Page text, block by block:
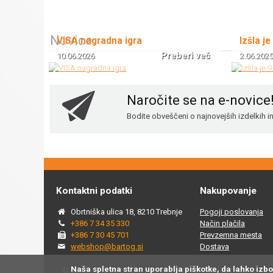
Novice
VISA nagradna igra
10.06.2026 Preberi več
Izšla
2.06.2025
Naročite se na e-novice!
Bodite obveščeni o najnovejših izdelkih
Kontaktni podatki
Obrtniška ulica 18, 8210 Trebnje
+386 7 34 35 330
+386 7 30 45 701
webshop@bartog.si
Nakupovanje
Pogoji poslovanja
Način plačila
Prevzemna mesta
Dostava
© 2015 - 2025 Spletna trgovina Bartog, v spletni trgovini
Naša spletna stran uporablja piškotke, da lahko